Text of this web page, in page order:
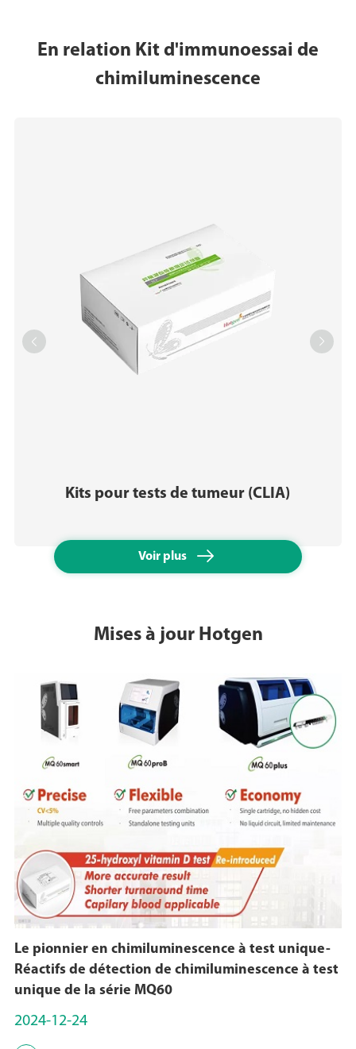
En relation Kit d'immunoessai de
chimiluminescence
Kits pour tests de tumeur (CLIA)
Voir plus 
 
Mises à jour Hotgen
Le pionnier en chimiluminescence à test unique-
Réactifs de détection de chimiluminescence à test
unique de la série MQ60
2024-12-24